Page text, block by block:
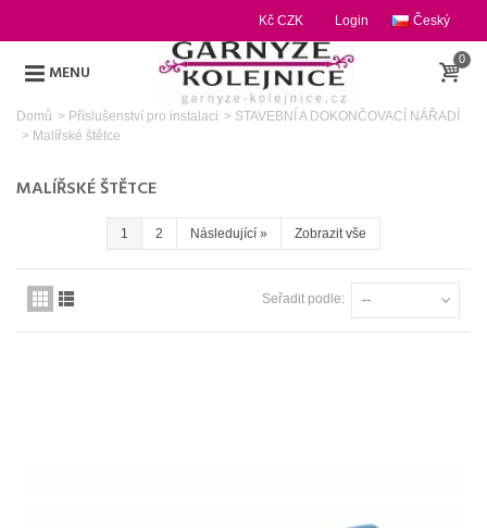
Český
Login
Kč CZK
MENU
0
Domů > Příslušenství pro instalaci > STAVEBNÍ A DOKONČOVACÍ NÁŘADÍ
> Malířské štětce
MALÍŘSKÉ ŠTĚTCE
1 2 Následující» Zobrazit vše
Seřadit podle: --